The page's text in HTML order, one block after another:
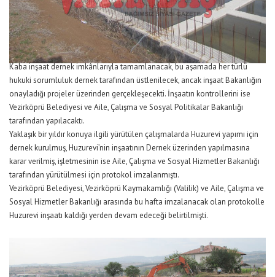
Kaba inşaat dernek imkânlarıyla tamamlanacak, bu aşamada her türlü
hukuki sorumluluk dernek tarafından üstlenilecek, ancak inşaat Bakanlığın
onayladığı projeler üzerinden gerçekleşecekti. İnşaatın kontrollerini ise
Vezirköprü Belediyesi ve Aile, Çalışma ve Sosyal Politikalar Bakanlığı
tarafından yapılacaktı.
Yaklaşık bir yıldır konuya ilgili yürütülen çalışmalarda Huzurevi yapımı için
dernek kurulmuş, Huzurevi’nin inşaatının Dernek üzerinden yapılmasına
karar verilmiş, işletmesinin ise Aile, Çalışma ve Sosyal Hizmetler Bakanlığı
tarafından yürütülmesi için protokol imzalanmıştı.
Vezirköprü Belediyesi, Vezirköprü Kaymakamlığı (Valilik) ve Aile, Çalışma ve
Sosyal Hizmetler Bakanlığı arasında bu hafta imzalanacak olan protokolle
Huzurevi inşaatı kaldığı yerden devam edeceği belirtilmişti.